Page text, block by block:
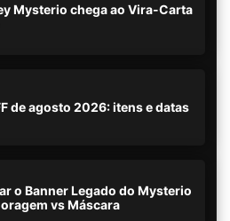
Mysterio chega ao Vira-Carta
de agosto 2026: itens e datas
o Banner Legado do Mysterio
vs Máscara